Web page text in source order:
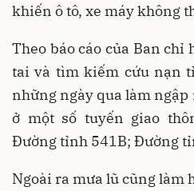
khiến ô tô, xe máy không
Theo báo cáo của Ban
tai và tìm kiếm cứu nạn
những ngày qua làm ngập
ở một số tuyến giao
Đường tỉnh 541B; Đường
Ngoài ra mưa lũ cũng làm